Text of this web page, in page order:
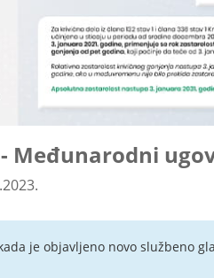
Međunarodni
je objavljeno novo službeno